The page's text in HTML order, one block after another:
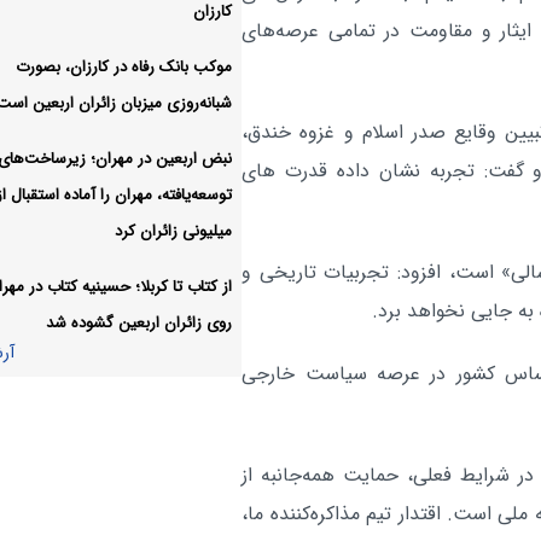
ایثار و مقاومت در تمامی عرصه‌های
وقایع صدر اسلام و غزوه خندق،
و گفت: تجربه نشان داده قدرت های
است، افزود: تجربیات تاریخی و
جایی نخواهد برد.
کشور در عرصه سیاست خارجی
شرایط فعلی، حمایت همه‌جانبه از
است. اقتدار تیم مذاکره‌کننده ما،
هزار زائر اربعین از مرز مهران به
ایلام: تأکید بر پیگیری مطالبات
کارزان
موکب بانک رفاه در کارزان، بصورت
شبانه‌روزی میزبان زائران اربعین
نبض اربعین در مهران؛
توسعه‌یافته، مهران را آماده استقبال
میلیونی زائران کرد
از کتاب تا کربلا؛ حسینیه کتاب در
روی زائران اربعین گشوده شد